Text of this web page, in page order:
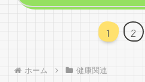
1 2
ホーム 健康関連